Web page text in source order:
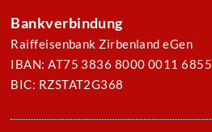
Bankverbindung
Raiffeisenbank Zirbenland eGen
IBAN: AT75 3836 8000 0011 6855
BIC: RZSTAT2G368